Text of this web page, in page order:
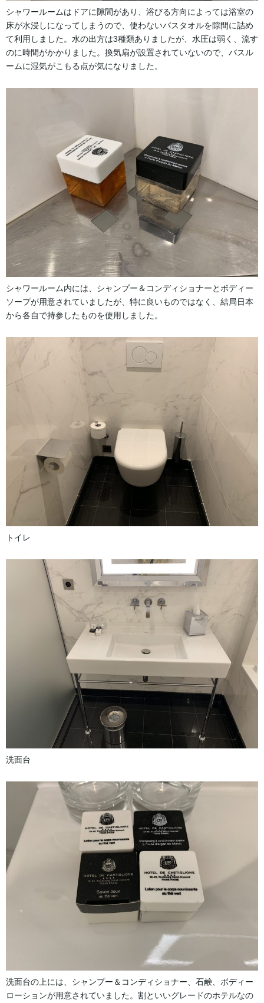
シャワールームはドアに隙間があり、浴びる方向によっては浴室の
床が水浸しになってしまうので、使わないバスタオルを隙間に詰め
て利用しました。水の出方は3種類ありましたが、水圧は弱く、流す
のに時間がかかりました。換気扇が設置されていないので、バスル
ームに湿気がこもる点が気になりました。
シャワールーム内には、シャンプー＆コンディショナーとボディー
ソープが用意されていましたが、特に良いものではなく、結局日本
から各自で持参したものを使用しました。
トイレ
洗面台
洗面台の上には、シャンプー＆コンディショナー、石鹸、ボディー
ローションが用意されていました。割といいグレードのホテルなの